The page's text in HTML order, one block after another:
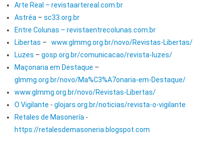
Arte Real – revistaartereal.com.br
Astréa – sc33.org.br
Entre Colunas – revistaentrecolunas.com.br
Libertas – www.glmmg.org.br/novo/Revistas-Libertas/
Luzes – gosp.org.br/comunicacao/revista-luzes/
Maçonaria em Destaque –
glmmg.org.br/novo/Ma%C3%A7onaria-em-Destaque/
www.glmmg.org.br/novo/Revistas-Libertas/
O Vigilante - glojars.org.br/noticias/revista-o-vigilante
Retales de Masonería -
https://retalesdemasoneria.blogspot.com